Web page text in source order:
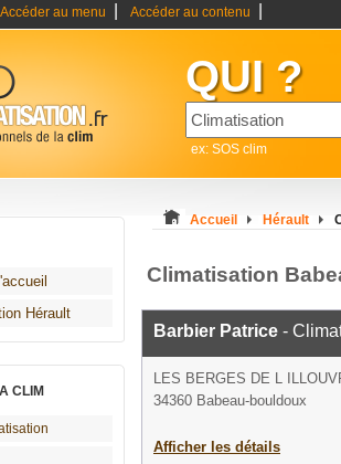
Accéder au menu Accéder au contenu
QUI ?
ex: SOS clim
Hérault
CLIM
Accueil Hérault
Climatisation
Barbier Patrice -
LES BERGES DE L
34360 Babeau-bouldoux
Afficher les détails